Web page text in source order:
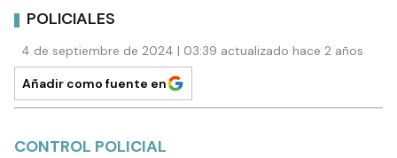
POLICIALES
4 de septiembre de 2024 | 03:39 actualizado hace 2 años
Añadir como fuente en
CONTROL POLICIAL